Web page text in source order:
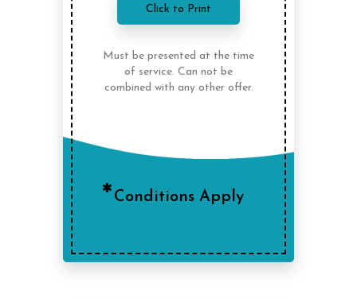
Click to Print
Must be presented at the time
of service. Can not be
combined with any other offer.
Conditions Apply